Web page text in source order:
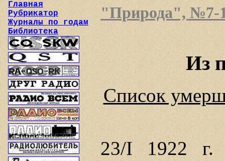
Главная
Рубрикатор
Журналы по годам
Библиотека
"Природа", №7-
Из
Список
23/I 1922